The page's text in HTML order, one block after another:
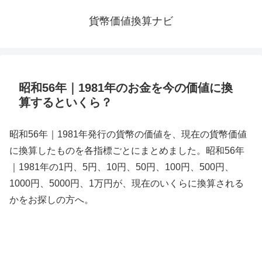
貨幣価値換算ナビ
昭和56年｜1981年のお金を今の価値に換
算するといくら？
昭和56年｜1981年発行の貨幣の価値を、現在の貨幣価値
に換算したものを各指標ごとにまとめました。昭和56年
｜1981年の1円、5円、10円、50円、100円、500円、
1000円、5000円、1万円が、現在のいくらに換算される
かをお探しの方へ。